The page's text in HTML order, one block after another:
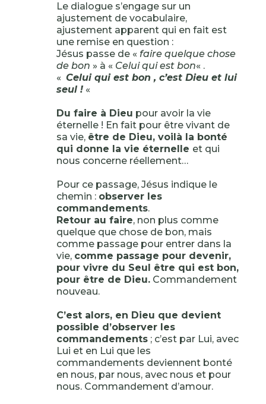
Le dialogue s’engage sur un
ajustement de vocabulaire,
ajustement apparent qui en fait est
une remise en question :
Jésus passe de « faire quelque chose
de bon » à « Celui qui est bon« .
« Celui qui est bon , c’est Dieu et lui
seul ! «
Du faire à Dieu pour avoir la vie
éternelle ! En fait pour être vivant de
sa vie, être de Dieu, voilà la bonté
qui donne la vie éternelle et qui
nous concerne réellement…
Pour ce passage, Jésus indique le
chemin : observer les
commandements.
Retour au faire, non plus comme
quelque que chose de bon, mais
comme passage pour entrer dans la
vie, comme passage pour devenir,
pour vivre du Seul être qui est bon,
pour être de Dieu.Commandement
nouveau.
C’est alors, en Dieu que devient
possible d’observer les
commandements; c’est par Lui, avec
Lui et en Lui que les
commandements deviennent bonté
en nous, par nous, avec nous et pour
nous. Commandement d’amour.